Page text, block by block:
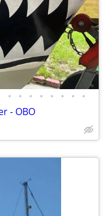
• • • • • • • •
- OBO